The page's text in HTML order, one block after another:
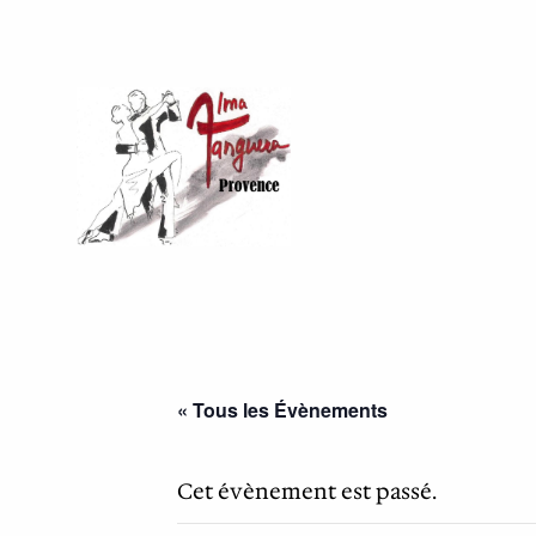
« Tous les Évènements
Cet évènement est passé.